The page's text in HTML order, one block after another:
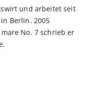
und arbeitet seit
in Berlin. 2005
No. 7 schrieb er